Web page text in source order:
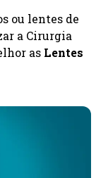
ou lentes de
a Cirurgia
as Lentes